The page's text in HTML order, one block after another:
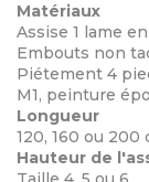
Matériaux
Assise 1 lame
Embouts non
Piétement 4
M1, peinture
Longueur
120, 160 ou 200
Hauteur de